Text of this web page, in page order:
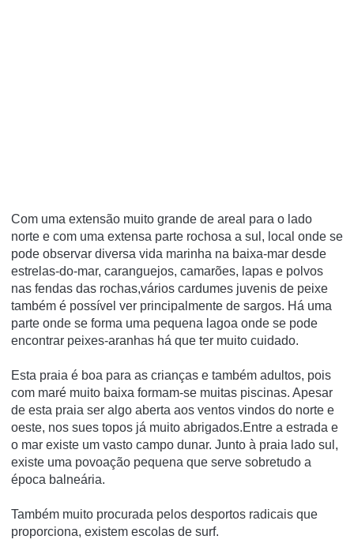
Com uma extensão muito grande de areal para o lado
norte e com uma extensa parte rochosa a sul, local onde se
pode observar diversa vida marinha na baixa-mar desde
estrelas-do-mar, caranguejos, camarões, lapas e polvos
nas fendas das rochas,vários cardumes juvenis de peixe
também é possí­vel ver principalmente de sargos. Há uma
parte onde se forma uma pequena lagoa onde se pode
encontrar peixes-aranhas há que ter muito cuidado.
Esta praia é boa para as crianças e também adultos, pois
com maré muito baixa formam-se muitas piscinas. Apesar
de esta praia ser algo aberta aos ventos vindos do norte e
oeste, nos sues topos já muito abrigados.Entre a estrada e
o mar existe um vasto campo dunar. Junto à praia lado sul,
existe uma povoação pequena que serve sobretudo a
época balneária.
Também muito procurada pelos desportos radicais que
proporciona, existem escolas de surf.